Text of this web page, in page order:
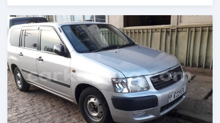
Publié il y a plus de 5 ans